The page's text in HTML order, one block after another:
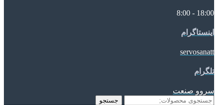
18:00 - 8:00
اینستاگرام
servosanatt
تلگرام
سروو صنعت
جستجو
جستجو